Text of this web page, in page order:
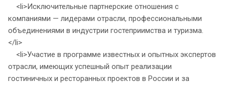
<li>Исключительные партнерские отношения с
компаниями — лидерами отрасли, профессиональными
объединениями в индустрии гостеприимства и туризма.
</li>
<li>Участие в программе известных и опытных экспертов
отрасли, имеющих успешный опыт реализации
гостиничных и ресторанных проектов в России и за